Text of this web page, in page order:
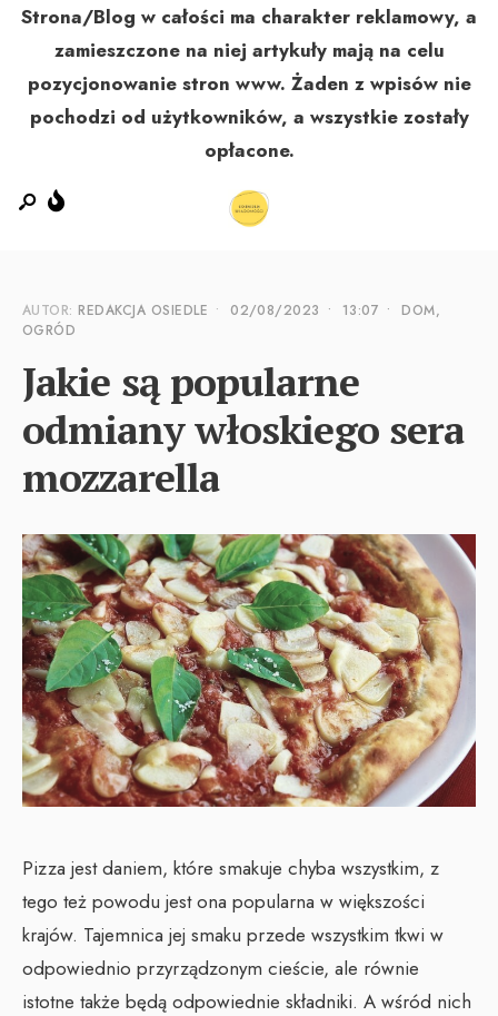
Strona/Blog w całości ma charakter reklamowy, a
zamieszczone na niej artykuły mają na celu
pozycjonowanie stron www. Żaden z wpisów nie
pochodzi od użytkowników, a wszystkie zostały
opłacone.
AUTOR:REDAKCJA OSIEDLE • 02/08/2023 • 13:07 •
DOM,
OGRÓD
Jakie są popularne
odmiany włoskiego sera
mozzarella
Pizza jest daniem, które smakuje chyba wszystkim, z
tego też powodu jest ona popularna w większości
krajów. Tajemnica jej smaku przede wszystkim tkwi w
odpowiednio przyrządzonym cieście, ale równie
istotne także będą odpowiednie składniki. A wśród nich